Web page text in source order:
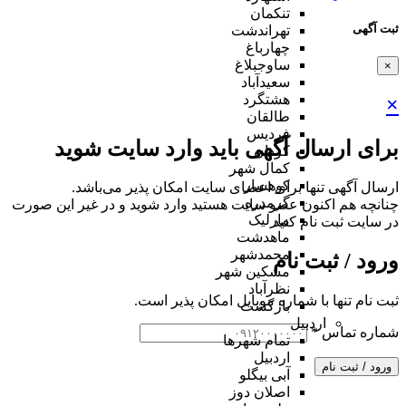
ثبت آگهی
×
×
برای ارسال آگهی باید وارد سایت شوید
ارسال آگهی تنها برای اعضای سایت امکان پذیر می‌باشد.
چنانچه هم‌ اکنون عضو سایت هستید وارد شوید و در غیر این صورت
در سایت ثبت نام کنید
ورود / ثبت نام
ثبت نام تنها با شماره موبایل امکان پذیر است.
شماره تماس*
ورود / ثبت نام
تنکمان
تهراندشت
چهارباغ
ساوجبلاغ
سعیدآباد
هشتگرد
طالقان
فردیس
کردان
کمال شهر
کوهسار
گرمدره
مارلیک
ماهدشت
محمدشهر
مشکین شهر
نظرآباد
بازگشت
اردبیل
تمام شهر‌ها
اردبیل
آبی بیگلو
اصلان دوز